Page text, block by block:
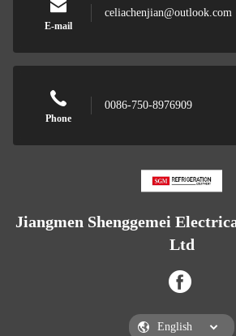
E-mail
celiachenjian@outlook.com
Phone
0086-750-8976909
Jiangmen Shenggemei
Ltd